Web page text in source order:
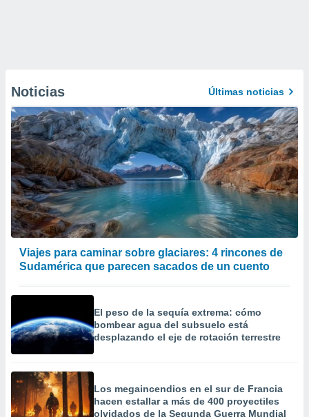
Noticias Últimas noticias
Viajes para caminar sobre glaciares: 4 rincones de
Sudamérica que parecen sacados de un cuento
El peso de la sequía extrema: cómo
bombear agua del subsuelo está
desplazando el eje de rotación terrestre
Los megaincendios en el sur de Francia
hacen estallar a más de 400 proyectiles
olvidados de la Segunda Guerra Mundial